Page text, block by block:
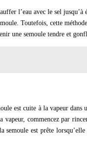
l’eau avec le sel
Toutefois, cette
une semoule tendre et
est cuite à la vapeur dans
commencez par
semoule est prête